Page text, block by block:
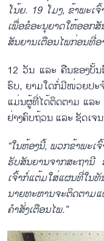
ໂນ້ຍ. 19 ໂມງ, ຂ້າ​ພະ​ເ
ເພື່ອ​ຂໍ​ອະ​ນຸ​ຍາດ​ໃຫ້​ອອກ​
ສັນ​ຍານ​ເຕືອນ​ໄພ​ກ່ອນ​ທີ່​ອ
12 ວັນ ແລະ ຄືນ​ຂອງ​ບັ້ນ​
ຮົບ​, ຍາ​ມ​ໃດ​ກໍ່​ມີ​ໜ່ວຍ​ປະ​
ແມ່ນ​ຜູ້​ທີ່​ໄດ້ຕິດ​ຕາມ ແລະ
ຢ່າງ​​ຄົບ​ຖ້ວນ ແລະ ຊັດ​ເຈ
“ໃນ​ຫ້ອງນີ້, ພວກ​ຂ້າ​ພະ​ເ
ຮັບສັນ​ຍານຈາກ​ສະ​ຖາ​ນີ
ເຈົ້າ​ກໍ່​ແຕ້ມ​ໃສ່​ແຜນ​ທີ່​ໃນ​
ນາຍ​ທະ​ຫານ​​ຈະ​ຕິດ​ຕາມ​
ຄຳ​ສັ່ງ​ເຕືອນ​ໄພ.”